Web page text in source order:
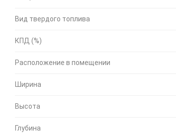
Вид твердого топлива
КПД (%)
Расположение в помещении
Ширина
Высота
Глубина